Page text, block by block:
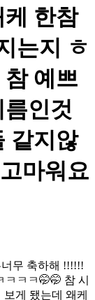
한참
는지 ㅎ
참 예쁘
인것
같지않
마워요
무 축하해 !!!!!!
ㅋㅋ🤭🤭 참 시
게 됐는데 왜케